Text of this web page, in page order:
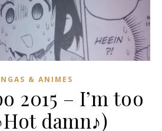
& ANIMES
2015 – I’m too
damn♪)